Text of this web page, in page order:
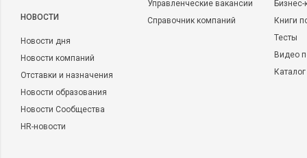
НОВОСТИ
Новости дня
Новости компаний
Отставки и назначения
Новости образования
Новости Сообщества
HR-новости
Управленческие вакансии
Справочник компаний
Книги
Тесты
Видео